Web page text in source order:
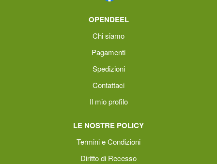
OPENDEEL
Chi siamo
Pagamenti
Spedizioni
Contattaci
Il mio profilo
LE NOSTRE POLICY
Termini e Condizioni
Diritto di Recesso